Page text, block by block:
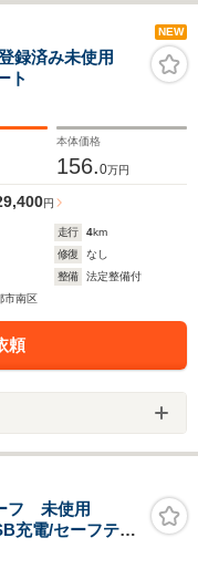
NEW
録済み未使用
ト
本体価格
156.0万円
円
走行 4km
修復
なし
整備
法定整備付
市南区
頼
フ 未使用
充電/セーフティ